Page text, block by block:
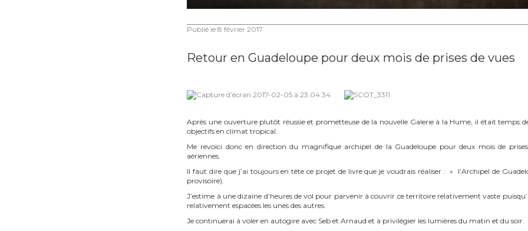
Publié le8 février 2017
Retour en Guadeloupe pour deux mois de prises de vues
Après une ouverture plutôt réussie et prometteuse de la nouvelle Galerie à la Hume, il était temps
objectifs en climat tropical.
Me revoici donc en direction du magnifique archipel de la Guadeloupe pour deux mois de
aériennes.
Il faut dire que j’ai toujours en tête ce projet de livre que je voudrais réaliser : » l’Archipel de
provisoire).
J’estime à une dizaine d’heures de vol pour parvenir à couvrir ce territoire relativement vaste
relativement espacées les unes des autres.
Je continuerai à voler en autogire avec Seb et Arnaud et à privilégier les lumières du matin et du soir.